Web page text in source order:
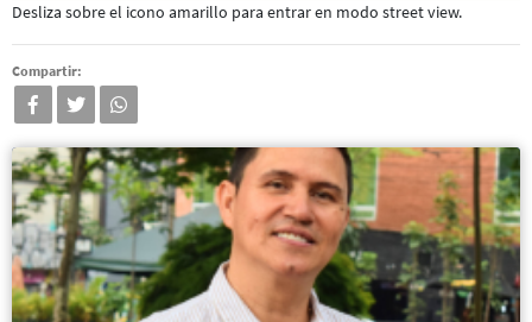
Desliza sobre el icono amarillo para entrar en modo street view.
Compartir:
facebooktwitter whatsapp